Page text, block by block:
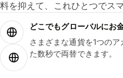
料を抑えて、これひとつでス
どこでもグ⁠ロ⁠ー⁠バ⁠ルにお
さまざまな通貨を1つの
た数秒で両替できます。